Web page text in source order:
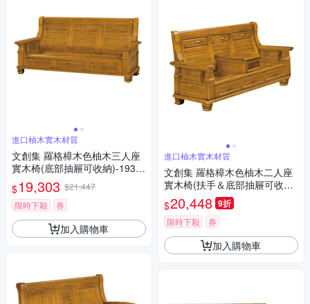
進口柚木實木材質
文創集 羅格樟木色柚木三人座
實木椅(底部抽屜可收納)-193x7
3x98cm免組
$19,303 $21,447
限時下殺
券
加入購物車
進口柚木實木材質
文創集 羅格樟木色柚木二人座
實木椅(扶手＆底部抽屜可收納)
-173x73x98cm免組
$20,448 9折
限時下殺 券
加入購物車